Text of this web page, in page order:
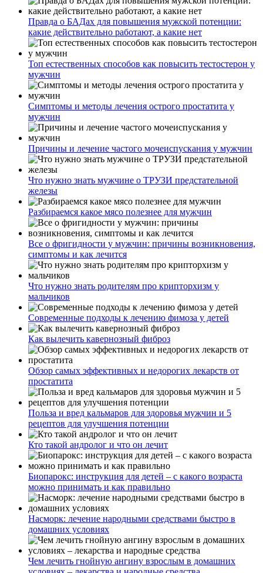
Правда о БАДах для повышения мужской потенции:
какие действительно работают, а какие нет
Топ естественных способов как повысить тестостерон у
мужчин
Симптомы и методы лечения острого простатита у
мужчин
Причины и лечение частого мочеиспускания у мужчин
Что нужно знать мужчине о ТРУЗИ предстательной
железы
Разбираемся какое мясо полезнее для мужчин
Все о фригидности у мужчин: причины возникновения,
симптомы и как лечится
Что нужно знать родителям про крипторхизм у
мальчиков
Современные подходы к лечению фимоза у детей
Как вылечить кавернозный фиброз
Обзор самых эффективных и недорогих лекарств от
простатита
Польза и вред кальмаров для здоровья мужчин и 5
рецептов для улучшения потенции
Кто такой андролог и что он лечит
Биопарокс: инструкция для детей – с какого возраста
можно принимать и как правильно
Насморк: лечение народными средствами быстро в
домашних условиях
Чем лечить гнойную ангину взрослым в домашних